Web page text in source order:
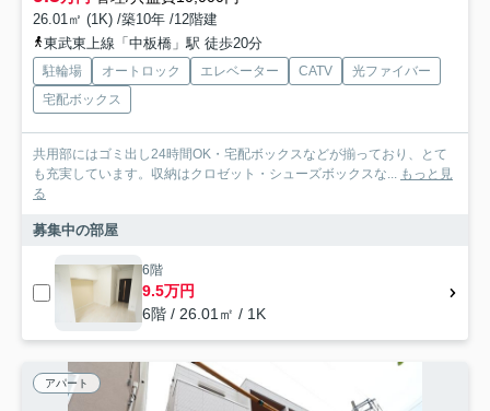
26.01㎡ (1K) /築10年 /12階建
東武東上線「中板橋」駅 徒歩20分
駐輪場 オートロック エレベーター CATV
光ファイバー
宅配ボックス
共用部にはゴミ出し24時間OK・宅配ボックスなどが揃っており、とて
も充実しています。収納はクロゼット・シューズボックスな... もっと見
る
募集中の部屋
6階
9.5万円
6階 / 26.01㎡ / 1K
アパート